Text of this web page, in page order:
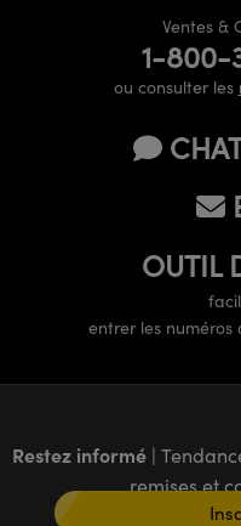
Ventes &
1-800-
ou consulter les
OUTIL
entrer les numéros
Restez informé |
remises et